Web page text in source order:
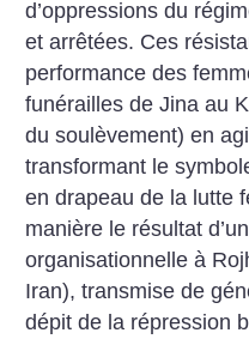
d’oppressions du
et arrêtées. Ces
performance des
funérailles de Jina au
du soulèvement) en
transformant le
en drapeau de la lutte
manière le résultat
organisationnelle à
Iran), transmise de
dépit de la répression